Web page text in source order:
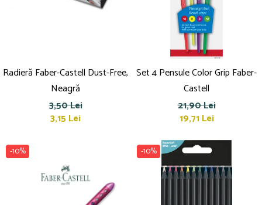
Radieră Faber-Castell Dust-Free,
Neagră
3,50 Lei
3,15 Lei
Set 4 Pensule Color Grip Faber-
Castell
21,90 Lei
19,71 Lei
-10% -10%